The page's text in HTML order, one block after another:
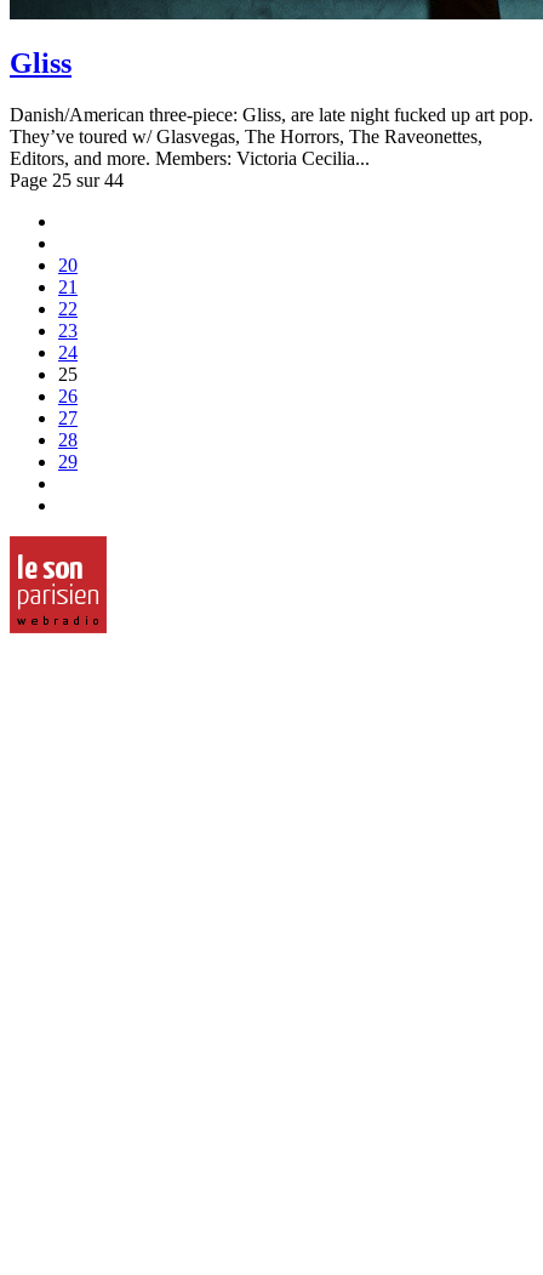
Gliss
Danish/American three-piece: Gliss, are late night fucked up art pop.
They’ve toured w/ Glasvegas, The Horrors, The Raveonettes,
Editors, and more. Members: Victoria Cecilia...
Page 25 sur 44
20
21
22
23
24
25
26
27
28
29